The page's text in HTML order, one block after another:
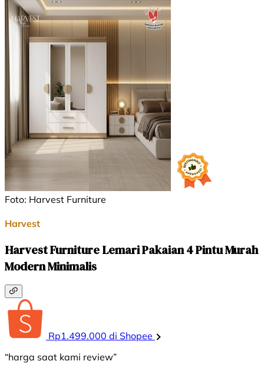
Foto: Harvest Furniture
Harvest
Harvest Furniture Lemari Pakaian 4 Pintu Murah
Modern Minimalis
Rp1.499.000 di Shopee
“harga saat kami review”